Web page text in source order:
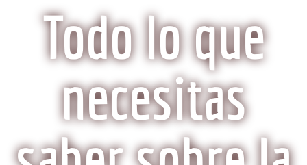
Todo lo que
necesitas